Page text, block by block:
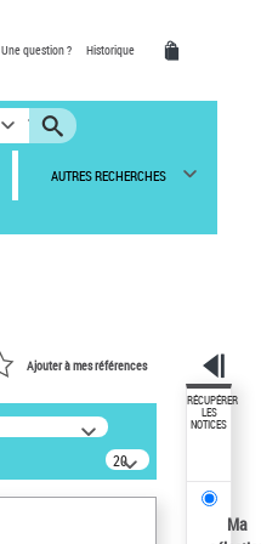
Une question ? Historique
AUTRES RECHERCHES
Ajouter à mes références
20
résultats/page
RÉCUPÉRER
LES
NOTICES
Ma